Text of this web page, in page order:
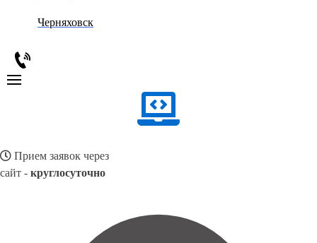
Черняховск
Прием заявок через
сайт - круглосуточно